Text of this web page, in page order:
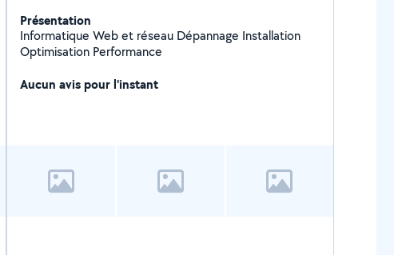
Présentation
Informatique Web et réseau Dépannage Installation
Optimisation Performance
Aucun avis pour l'instant